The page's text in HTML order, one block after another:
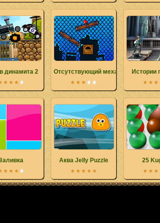
динамита 2 Отсутствующий механизм Истории
Аква Jelly Puzzle 25